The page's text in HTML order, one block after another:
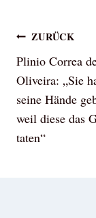
ZURÜCK
Plinio Correa
Oliveira: „Sie
seine Hände
weil diese das
taten“